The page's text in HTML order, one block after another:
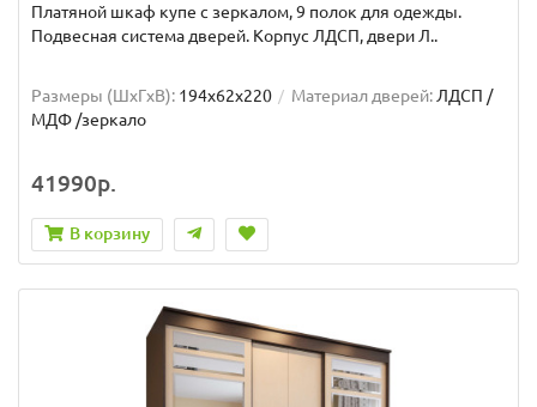
Платяной шкаф купе с зеркалом, 9 полок для одежды.
Подвесная система дверей. Корпус ЛДСП, двери Л..
Размеры (ШxГxВ): 194x62x220 Материал дверей: ЛДСП /
МДФ /зеркало
41990р.
В корзину